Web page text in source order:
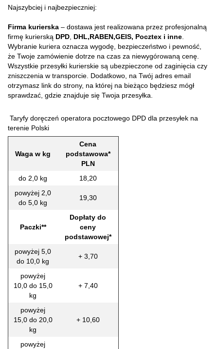
Najszybciej i najbezpieczniej:
Firma kurierska – dostawa jest realizowana przez profesjonalną
firmę kurierską DPD DHL,RABEN,GEIS, Pocztex i inne
Wybranie kuriera oznacza wygodę, bezpieczeństwo i pewność,
że Twoje zamówienie dotrze na czas za niewygórowaną cenę.
Wszystkie przesyłki kurierskie są ubezpieczone od zaginięcia czy
zniszczenia w transporcie. Dodatkowo, na Twój adres email
otrzymasz link do strony, na której na bieżąco będziesz mógł
sprawdzać, gdzie znajduje się Twoja przesyłka.
Taryfy doręczeń operatora pocztowego DPD dla przesyłek na
terenie Polski
Waga w kg
Cena
podstawowa*
PLN
do 2,0 kg
18,20
powyżej 2,0
do 5,0 kg
19,30
Paczki**
Dopłaty do
ceny
podstawowej*
powyżej 5,0
do 10,0 kg
+ 3,70
powyżej
10,0 do 15,0
kg
+ 7,40
powyżej
15,0 do 20,0
kg
+ 10,60
powyżej